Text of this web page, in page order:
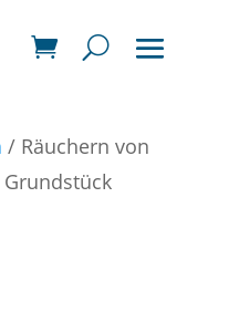
/ Räuchern von